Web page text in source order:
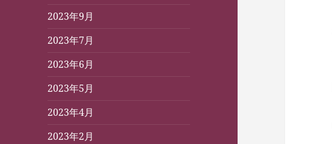
2023年9月
2023年7月
2023年6月
2023年5月
2023年4月
2023年2月